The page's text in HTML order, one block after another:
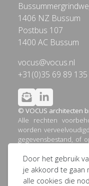
Door het gebruik
je akkoord te gaan
alle cookies die
1406 NZ Bussum
Postbus 107
1400 AC Bussum
vocus@vocus.nl
+31(0)35 69 89 135
© VOCUS architecten
Alle rechten
worden
gegevensbestand, of
kopieën, of op
voorafgaande
architecten bna bv.